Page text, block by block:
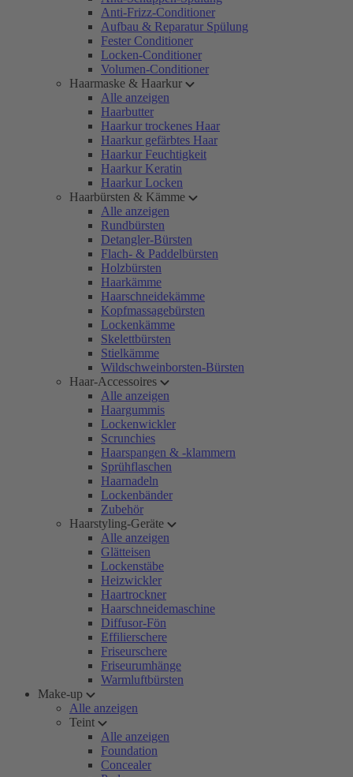
Anti-Frizz-Conditioner
Aufbau & Reparatur Spülung
Fester Conditioner
Locken-Conditioner
Volumen-Conditioner
Haarmaske & Haarkur
Alle anzeigen
Haarbutter
Haarkur trockenes Haar
Haarkur gefärbtes Haar
Haarkur Feuchtigkeit
Haarkur Keratin
Haarkur Locken
Haarbürsten & Kämme
Alle anzeigen
Rundbürsten
Detangler-Bürsten
Flach- & Paddelbürsten
Holzbürsten
Haarkämme
Haarschneidekämme
Kopfmassagebürsten
Lockenkämme
Skelettbürsten
Stielkämme
Wildschweinborsten-Bürsten
Haar-Accessoires
Alle anzeigen
Haargummis
Lockenwickler
Scrunchies
Haarspangen & -klammern
Sprühflaschen
Haarnadeln
Lockenbänder
Zubehör
Haarstyling-Geräte
Alle anzeigen
Glätteisen
Lockenstäbe
Heizwickler
Haartrockner
Haarschneidemaschine
Diffusor-Fön
Effilierschere
Friseurschere
Friseurumhänge
Warmluftbürsten
Make-up
Alle anzeigen
Teint
Alle anzeigen
Foundation
Concealer